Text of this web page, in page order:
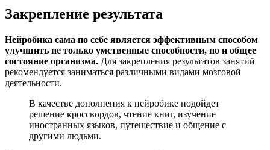
Закрепление результата
Нейробика сама по себе является эффективным способом
улучшить не только умственные способности, но и общее
состояние организма. Для закрепления результатов занятий
рекомендуется заниматься различными видами мозговой
деятельности.
В качестве дополнения к нейробике подойдет
решение кроссвордов, чтение книг, изучение
иностранных языков, путешествие и общение с
другими людьми.